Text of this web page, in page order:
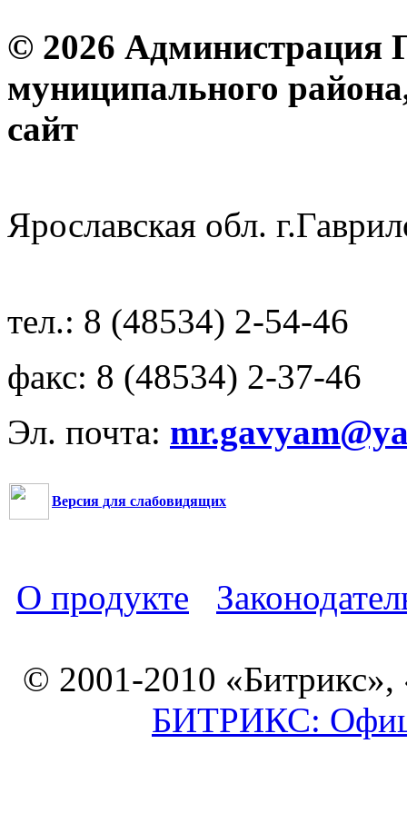
© 2026 Администрация
муниципального
Ярославская обл.
тел.: 8 (48534) 2-54-46
факс: 8 (48534) 2-37-46
Эл. почта:
Версия для слабовидящих
О продукте
© 2001-2010 «Битрикс»,
БИТРИКС: